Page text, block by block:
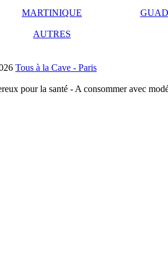
MARTINIQUE
AUTRES
Tous à la Cave - Paris
pour la santé - A consommer avec